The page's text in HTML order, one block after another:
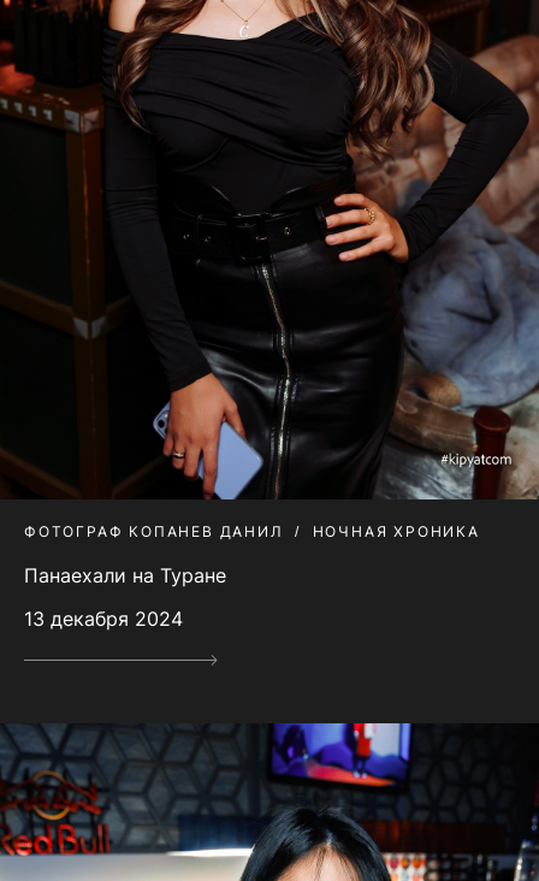
ФОТОГРАФ КОПАНЕВ ДАНИЛ НОЧНАЯ ХРОНИКА
Панаехали на Туране
13 декабря 2024